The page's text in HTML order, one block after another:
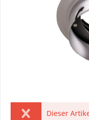
Dieser